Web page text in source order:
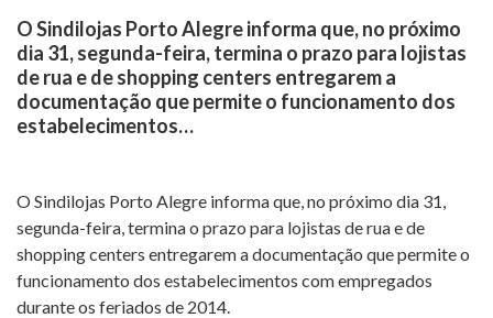
O Sindilojas Porto Alegre informa que, no próximo
dia 31, segunda-feira, termina o prazo para lojistas
de rua e de shopping centers entregarem a
documentação que permite o funcionamento dos
estabelecimentos…
O Sindilojas Porto Alegre informa que, no próximo dia 31,
segunda-feira, termina o prazo para lojistas de rua e de
shopping centers entregarem a documentação que permite o
funcionamento dos estabelecimentos com empregados
durante os feriados de 2014.